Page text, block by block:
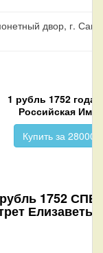
двор, г.
1 рубль 1752
Российская
Купить за 28000
1752 СПБ